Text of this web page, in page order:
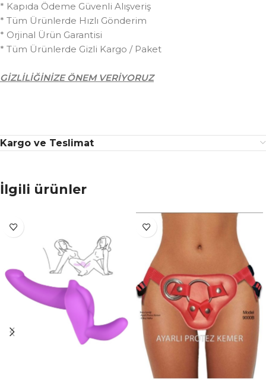
* Kapıda Ödeme Güvenli Alışveriş
* Tüm Ürünlerde Hızlı Gönderim
* Orjinal Ürün Garantisi
* Tüm Ürünlerde Gizli Kargo / Paket
GİZLİLİĞİNİZE ÖNEM VERİYORUZ
Kargo ve Teslimat
İlgili ürünler